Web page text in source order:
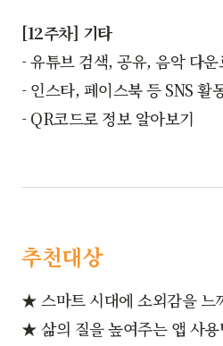
[12주차] 기타
- 유튜브 검색, 공유, 음악 다운
- 인스타, 페이스북 등 SNS 활
- QR코드로 정보 알아보기
추천대상
★ 스마트 시대에 소외감을 느
★ 삶의 질을 높여주는 앱 사